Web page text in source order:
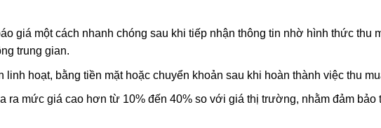
giá một cách nhanh chóng sau khi tiếp nhận thông tin nhờ hình thức thu
trung gian.
linh hoạt, bằng tiền mặt hoặc chuyển khoản sau khi hoàn thành việc thu
ra mức giá cao hơn từ 10% đến 40% so với giá thị trường, nhằm đảm bảo